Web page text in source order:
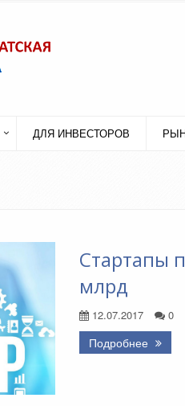
ДЛЯ ИНВЕСТОРОВ
Стартапы
млрд
12.07.2017 0
Подробнее